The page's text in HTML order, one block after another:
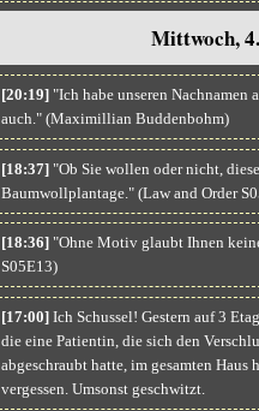
Mittwoch,
[20:19]"Ich habe unseren Nachnamen
auch." (Maximillian Buddenbohm)
[18:37]"Ob Sie wollen oder nicht,
Baumwollplantage." (Law and Order
[18:36]"Ohne Motiv glaubt Ihnen
S05E13)
[17:00]Ich Schussel! Gestern auf 3
die eine Patientin, die sich den
abgeschraubt hatte, im gesamten
vergessen. Umsonst geschwitzt.